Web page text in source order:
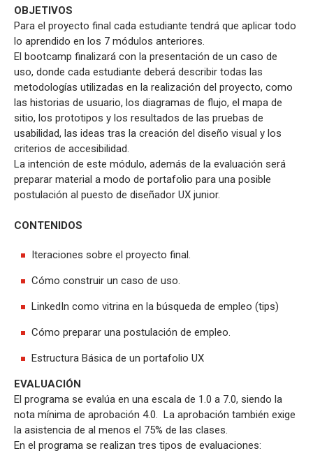
OBJETIVOS
Para el proyecto final cada estudiante tendrá que aplicar todo
lo aprendido en los 7 módulos anteriores.
El bootcamp finalizará con la presentación de un caso de
uso, donde cada estudiante deberá describir todas las
metodologías utilizadas en la realización del proyecto, como
las historias de usuario, los diagramas de flujo, el mapa de
sitio, los prototipos y los resultados de las pruebas de
usabilidad, las ideas tras la creación del diseño visual y los
criterios de accesibilidad.
La intención de este módulo, además de la evaluación será
preparar material a modo de portafolio para una posible
postulación al puesto de diseñador UX junior.
CONTENIDOS
Iteraciones sobre el proyecto final.
Cómo construir un caso de uso.
LinkedIn como vitrina en la búsqueda de empleo (tips)
Cómo preparar una postulación de empleo.
Estructura Básica de un portafolio UX
EVALUACIÓN
El programa se evalúa en una escala de 1.0 a 7.0, siendo la
nota mínima de aprobación 4.0. La aprobación también exige
la asistencia de al menos el 75% de las clases.
En el programa se realizan tres tipos de evaluaciones: